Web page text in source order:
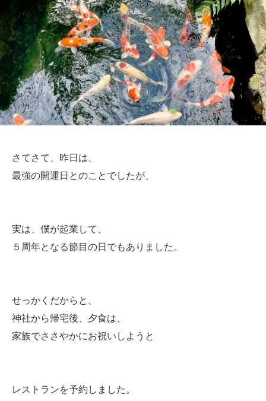
さてさて、昨日は、
最強の開運日とのことでしたが、
実は、僕が起業して、
５周年となる節目の日でもありました。
せっかくだからと、
神社から帰宅後、夕食は、
家族でささやかにお祝いしようと
レストランを予約しました。